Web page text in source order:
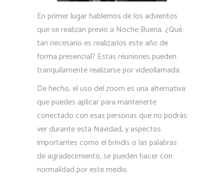
En primer lugar hablemos de los advientos
que se realizan previo a Noche Buena. ¿Qué
tan necesario es realizarlos este año de
forma presencial? Estas reuniones pueden
tranquilamente realizarse por videollamada.
De hecho, el uso del zoom es una alternativa
que puedes aplicar para mantenerte
conectado con esas personas que no podrás
ver durante esta Navidad, y aspectos
importantes como el brindis o las palabras
de agradecimiento, se pueden hacer con
normalidad por este medio.